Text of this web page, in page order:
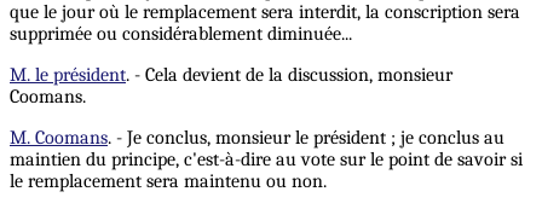
que le jour où le remplacement sera interdit, la conscription sera
supprimée ou considérablement diminuée...
M. le président. - Cela devient de la discussion, monsieur
Coomans.
M. Coomans. - Je conclus, monsieur le président ; je conclus au
maintien du principe, c'est-à-dire au vote sur le point de savoir si
le remplacement sera maintenu ou non.